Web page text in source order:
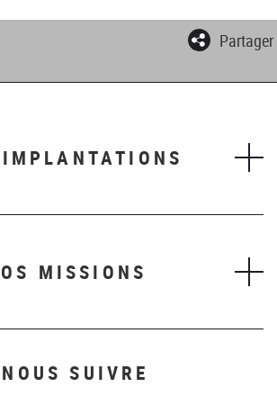
Partager
MISSIONS
NOUS SUIVRE